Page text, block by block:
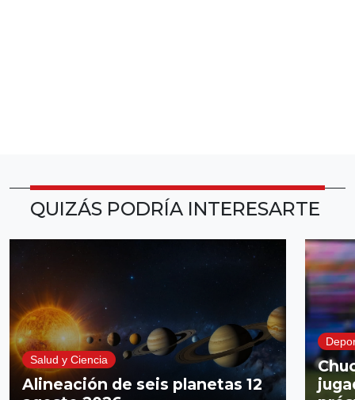
QUIZÁS PODRÍA INTERESARTE
Salud y Ciencia
Alineación de seis planetas 12